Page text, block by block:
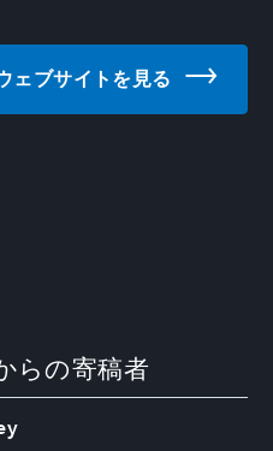
ブサイトを見る
らの寄稿者